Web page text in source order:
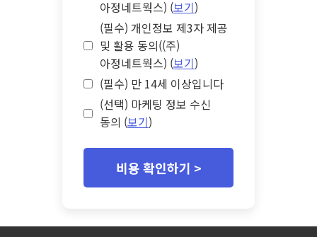
아정네트웍스) (보기)
(필수) 개인정보 제3자 제공
및 활용 동의((주)
아정네트웍스) (보기)
(필수) 만 14세 이상입니다
(선택) 마케팅 정보 수신
동의 (보기)
비용 확인하기 >